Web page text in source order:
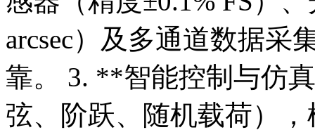
arcsec）及多通道数据采
靠。 3. **智能控制与仿
弦、阶跃、随机载荷）